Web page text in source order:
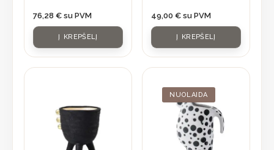
76,28 € su PVM
Į KREPŠELĮ
49,00 € su PVM
Į KREPŠELĮ
NUOLAIDA
was:
56,90 €.
is: